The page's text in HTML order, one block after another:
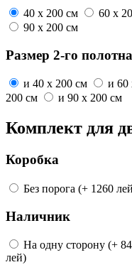
40 x 200 см 60 x
90 x 200 см
Размер 2-го полотна
и 40 x 200 см и 60
200 см
и 90 x 200 см
Комплект для
Коробка
Без порога (+ 1260
Наличник
На одну сторону (+
лей)